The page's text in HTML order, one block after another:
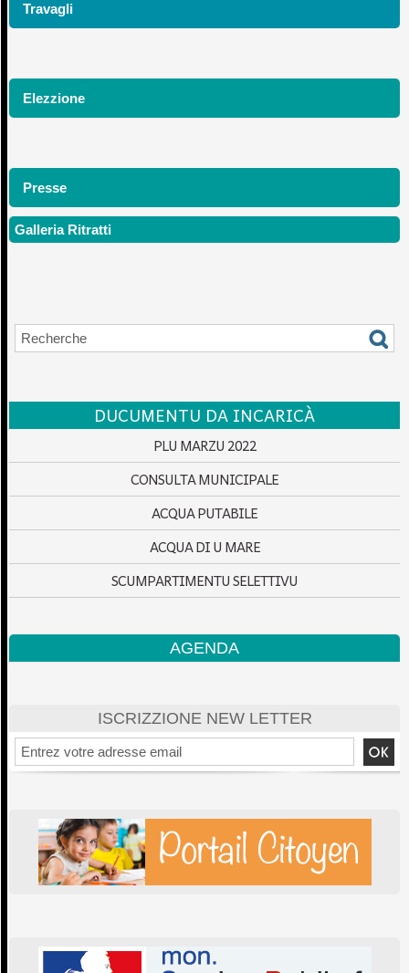
Travagli
Elezzione
Presse
Galleria Ritratti
DUCUMENTU DA INCARICÀ
PLU MARZU 2022
CONSULTA MUNICIPALE
ACQUA PUTABILE
ACQUA DI U MARE
SCUMPARTIMENTU SELETTIVU
AGENDA
ISCRIZZIONE NEW LETTER